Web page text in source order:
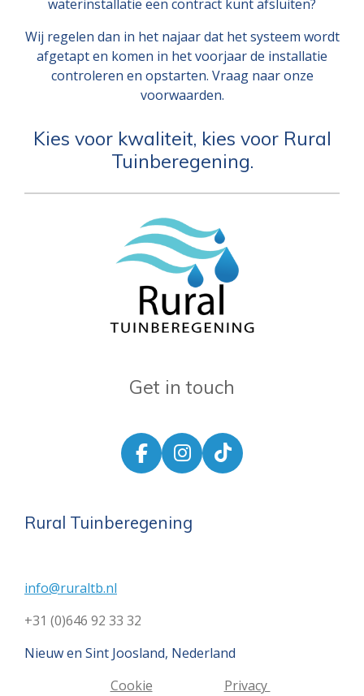
waterinstallatie een contract kunt afsluiten?
Wij regelen dan in het najaar dat het systeem wordt
afgetapt en komen in het voorjaar de installatie
controleren en opstarten. Vraag naar onze
voorwaarden.
Kies voor kwaliteit, kies voor Rural
Tuinberegening.
Get in touch
F
a
e
b
I
n
t
a
T
i
Rural Tuinberegening
info@ruraltb.nl
+31 (0)646 92 33 32
Nieuw en Sint Joosland, Nederland
Cookie
Privacy